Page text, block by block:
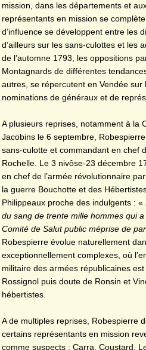
mission, dans les départements et
représentants en mission se
d’influence se développent entre les
d’ailleurs sur les sans-culottes et les
de l’automne 1793, les oppositions
Montagnards de différentes
autres, se répercutent en Vendée
nominations de généraux et de
A plusieurs reprises, notamment à la
Jacobins le 6 septembre,
sans-culotte et commandant en chef
Rochelle. Le 3 nivôse-23 décembre
en chef de l’armée révolutionnaire
la guerre Bouchotte et des
Philippeaux proche des indulgents : «
du sang de trente mille hommes qui
Comité de Salut public méprise de
Robespierre évolue naturellement
exceptionnellement complexes, où
militaire des armées républicaines
Rossignol puis doute de Ronsin et
hébertistes.
A de multiples reprises, Robespierre
certains représentants en mission
comme suspects : Carra, Coustard,